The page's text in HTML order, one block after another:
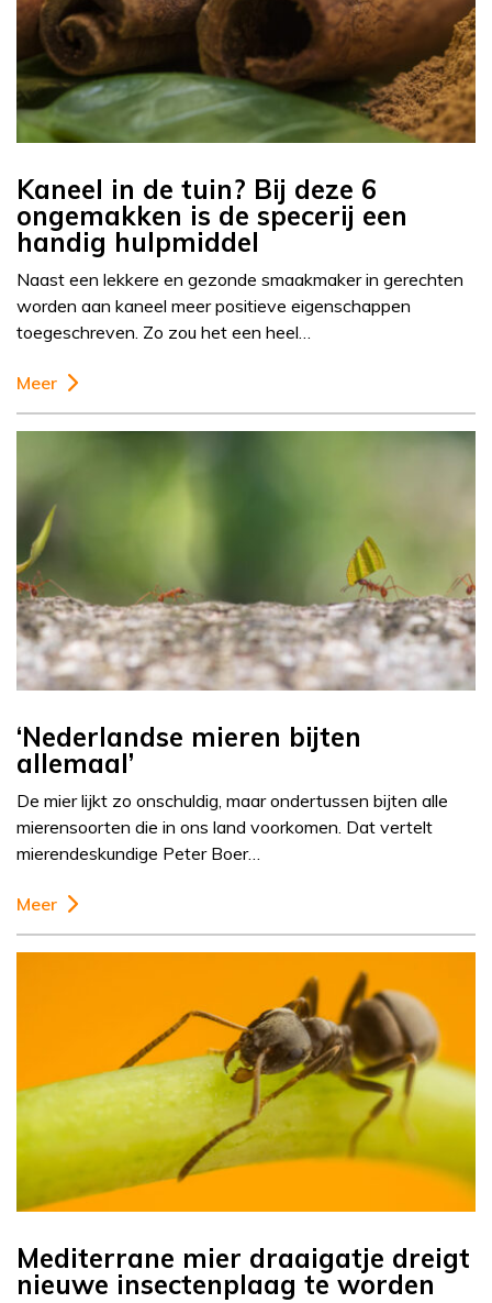
Kaneel in de tuin? Bij deze 6
ongemakken is de specerij een
handig hulpmiddel
Naast een lekkere en gezonde smaakmaker in gerechten
worden aan kaneel meer positieve eigenschappen
toegeschreven. Zo zou het een heel…
Meer
‘Nederlandse mieren bijten
allemaal’
De mier lijkt zo onschuldig, maar ondertussen bijten alle
mierensoorten die in ons land voorkomen. Dat vertelt
mierendeskundige Peter Boer…
Meer
Mediterrane mier draaigatje dreigt
nieuwe insectenplaag te worden